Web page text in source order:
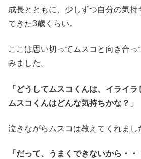
成長とともに、少しずつ自分の気持
てきた3歳くらい。
ここは思い切ってムスコと向き合っ
みました。
「どうしてムスコくんは、イライ
ムスコくんはどんな気持ちかな？」
泣きながらムスコは教えてくれまし
「だって、うまくできないから・・